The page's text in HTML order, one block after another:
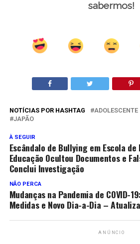
sabermos!
NOTÍCIAS POR HASHTAG ADOLESCENTE
JAPÃO
À SEGUIR
Escândalo de Bullying em Escola de
Educação Ocultou Documentos e
Conclui Investigação
NÃO PERCA
Mudanças na Pandemia de COVID-
Medidas e Novo Dia-a-Dia –
ANÚNCIO